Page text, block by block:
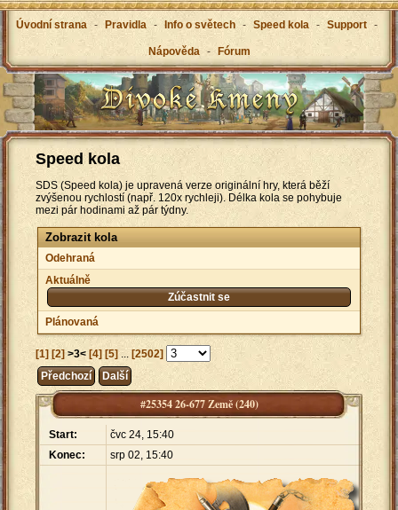
Úvodní strana - Pravidla - Info o světech - Speed kola - Support -
Nápověda - Fórum
Speed kola
SDS (Speed kola) je upravená verze originální hry, která běží
zvýšenou rychlostí (např. 120x rychleji). Délka kola se pohybuje
mezi pár hodinami až pár týdny.
Zobrazit kola
Odehraná
Aktuálně
Zúčastnit se
Plánovaná
[1][2] >3< [4] [5] ... [2502]
Předchozí
Další
#25354 26-677 Země (240)
Start:
čvc 24, 15:40
Konec:
srp 02, 15:40